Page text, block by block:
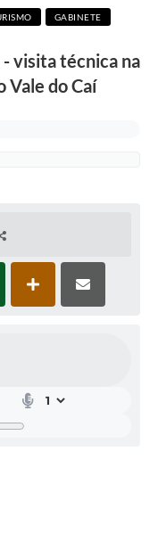
GABINETE
visita técnica na
Vale do Caí